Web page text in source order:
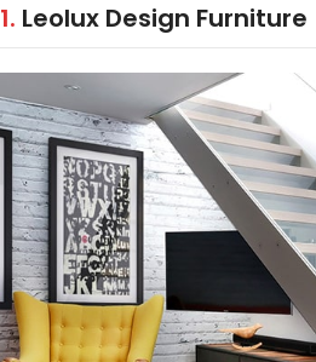
1. Leolux Design Furniture